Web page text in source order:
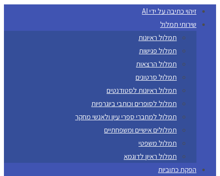
זיהוי כתיבה על ידי AI
שירותי תמלול
תמלול ראיונות
תמלול פגישות
תמלול הרצאות
תמלול סרטונים
תמלול ראיונות לסטודנטים
תמלול לסופרים וכותבי ביוגרפיות
תמלול למחברי ספרי עיון ולאנשי מחקר
תמלולים אישיים ומשפחתיים
תמלול משפטי
תמלול ראיון לדוגמא
הפקת כתוביות